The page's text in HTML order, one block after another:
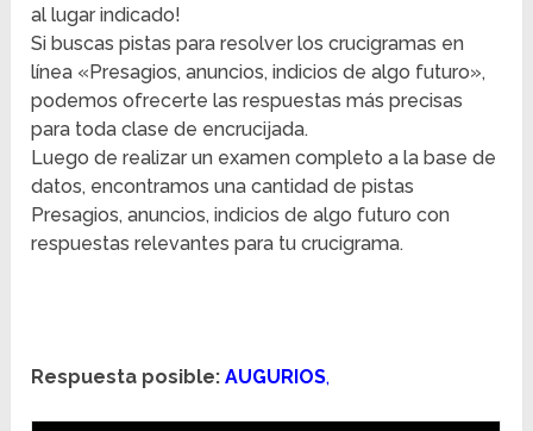
al lugar indicado!
Si buscas pistas para resolver los crucigramas en
línea «Presagios, anuncios, indicios de algo futuro»,
podemos ofrecerte las respuestas más precisas
para toda clase de encrucijada.
Luego de realizar un examen completo a la base de
datos, encontramos una cantidad de pistas
Presagios, anuncios, indicios de algo futuro con
respuestas relevantes para tu crucigrama.
Respuesta posible: AUGURIOS,